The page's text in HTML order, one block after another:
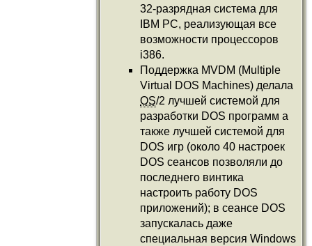
32-разрядная система для
IBM PC, реализующая все
возможности процессоров
i386.
Поддержка MVDM (Multiple
Virtual DOS Machines) делала
OS/2 лучшей системой для
разработки DOS программ а
также лучшей системой для
DOS игр (около 40 настроек
DOS сеансов позволяли до
последнего винтика
настроить работу DOS
приложений); в сеансе DOS
запускалась даже
специальная версия Windows